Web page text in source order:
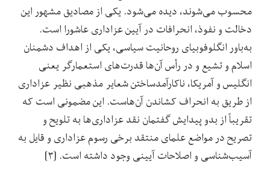
محسوب می‌شوند، دیده می‌شود. یکی از مصادیق مشهور این
دخالت‌ و نفوذ، انحرافات در آیین عزاداری عاشورا است.
به‌باور انگلوفوبیای روحانیت سیاسی، یکی از اهداف دشمنان
اسلام و تشیع و در رأس آن‌ها قدرت‌های استعمارگر یعنی
انگلیس و آمریکا، ناکارآمدساختن شعایر مذهبی نظیر عزاداری
از طریق به انحراف کشاندن آن‌هاست. این مضمونی است که
تقریباً‌ از بدو پیدایش گفتمان نقد عزاداری‌ها به تلویح و
تصریح در مواضع علمای منتقد برخی رسوم عزاداری و قایل به
آسیب‌شناسی و اصلاحات آیینی وجود داشته است. [۳]